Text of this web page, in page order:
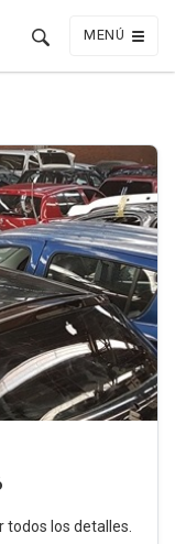
MENÚ
los detalles.